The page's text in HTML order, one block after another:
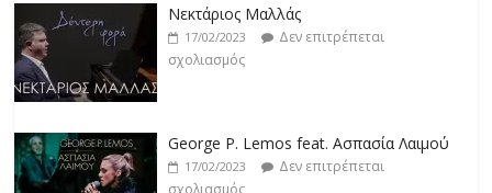
Νεκτάριος Μαλλάς
17/02/2023
Δεν επιτρέπεται
σχολιασμός
George P. Lemos feat. Ασπασία Λαιμού
17/02/2023
Δεν επιτρέπεται
σχολιασμός